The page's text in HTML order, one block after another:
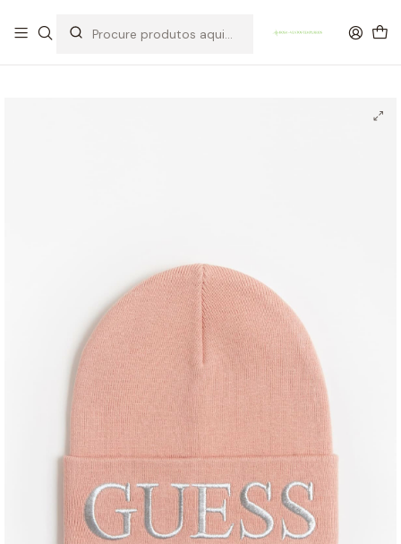
OFERTA DE PORTES DE ENVIO em compras para Portugal superiores a
80€ de artigos sem promoção